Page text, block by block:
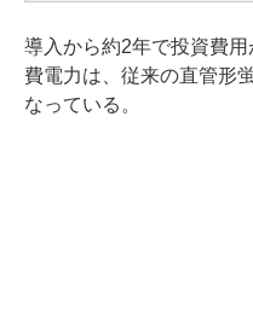
導入から約2年で投資費
費電力は、従来の直管形
なっている。